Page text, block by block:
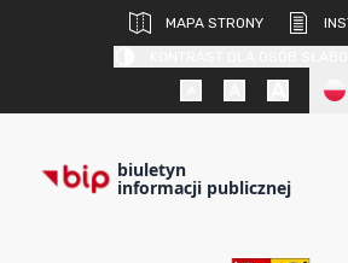
MAPA STRONY
biuletyn
informacji publicznej